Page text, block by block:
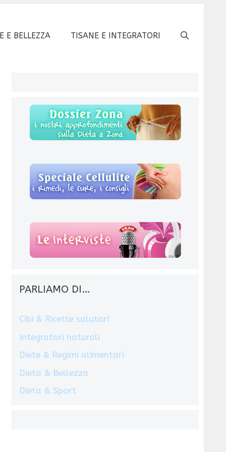
E BELLEZZA TISANE E INTEGRATORI
PARLIAMO DI…
Cibi & Ricette salutari
Integratori naturali
Diete & Regimi alimentari
Dieta & Bellezza
Dieta & Sport